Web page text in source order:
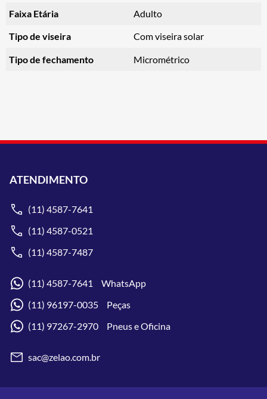
Faixa Etária Adulto
Tipo de viseira Com viseira solar
Tipo de fechamento Micrométrico
ATENDIMENTO
(11) 4587-7641
(11) 4587-0521
(11) 4587-7487
(11) 4587-7641 WhatsApp
(11) 96197-0035 Peças
(11) 97267-2970 Pneus e Oficina
sac@zelao.com.br